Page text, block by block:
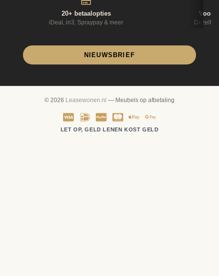
20+ betaalopties
iDeal, in3, Spraypay & meer
Voor
NIEUWSBRIEF
© 2026 Leasewonen.nl — Meubels op afbetaling
LET OP, GELD LENEN KOST GELD